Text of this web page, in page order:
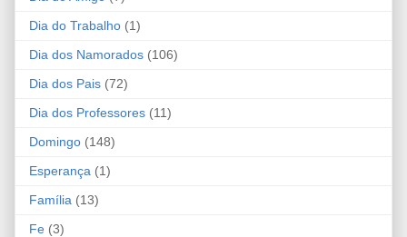
Dia do Trabalho (1)
Dia dos Namorados (106)
Dia dos Pais (72)
Dia dos Professores (11)
Domingo (148)
Esperança (1)
Família (13)
Fe (3)